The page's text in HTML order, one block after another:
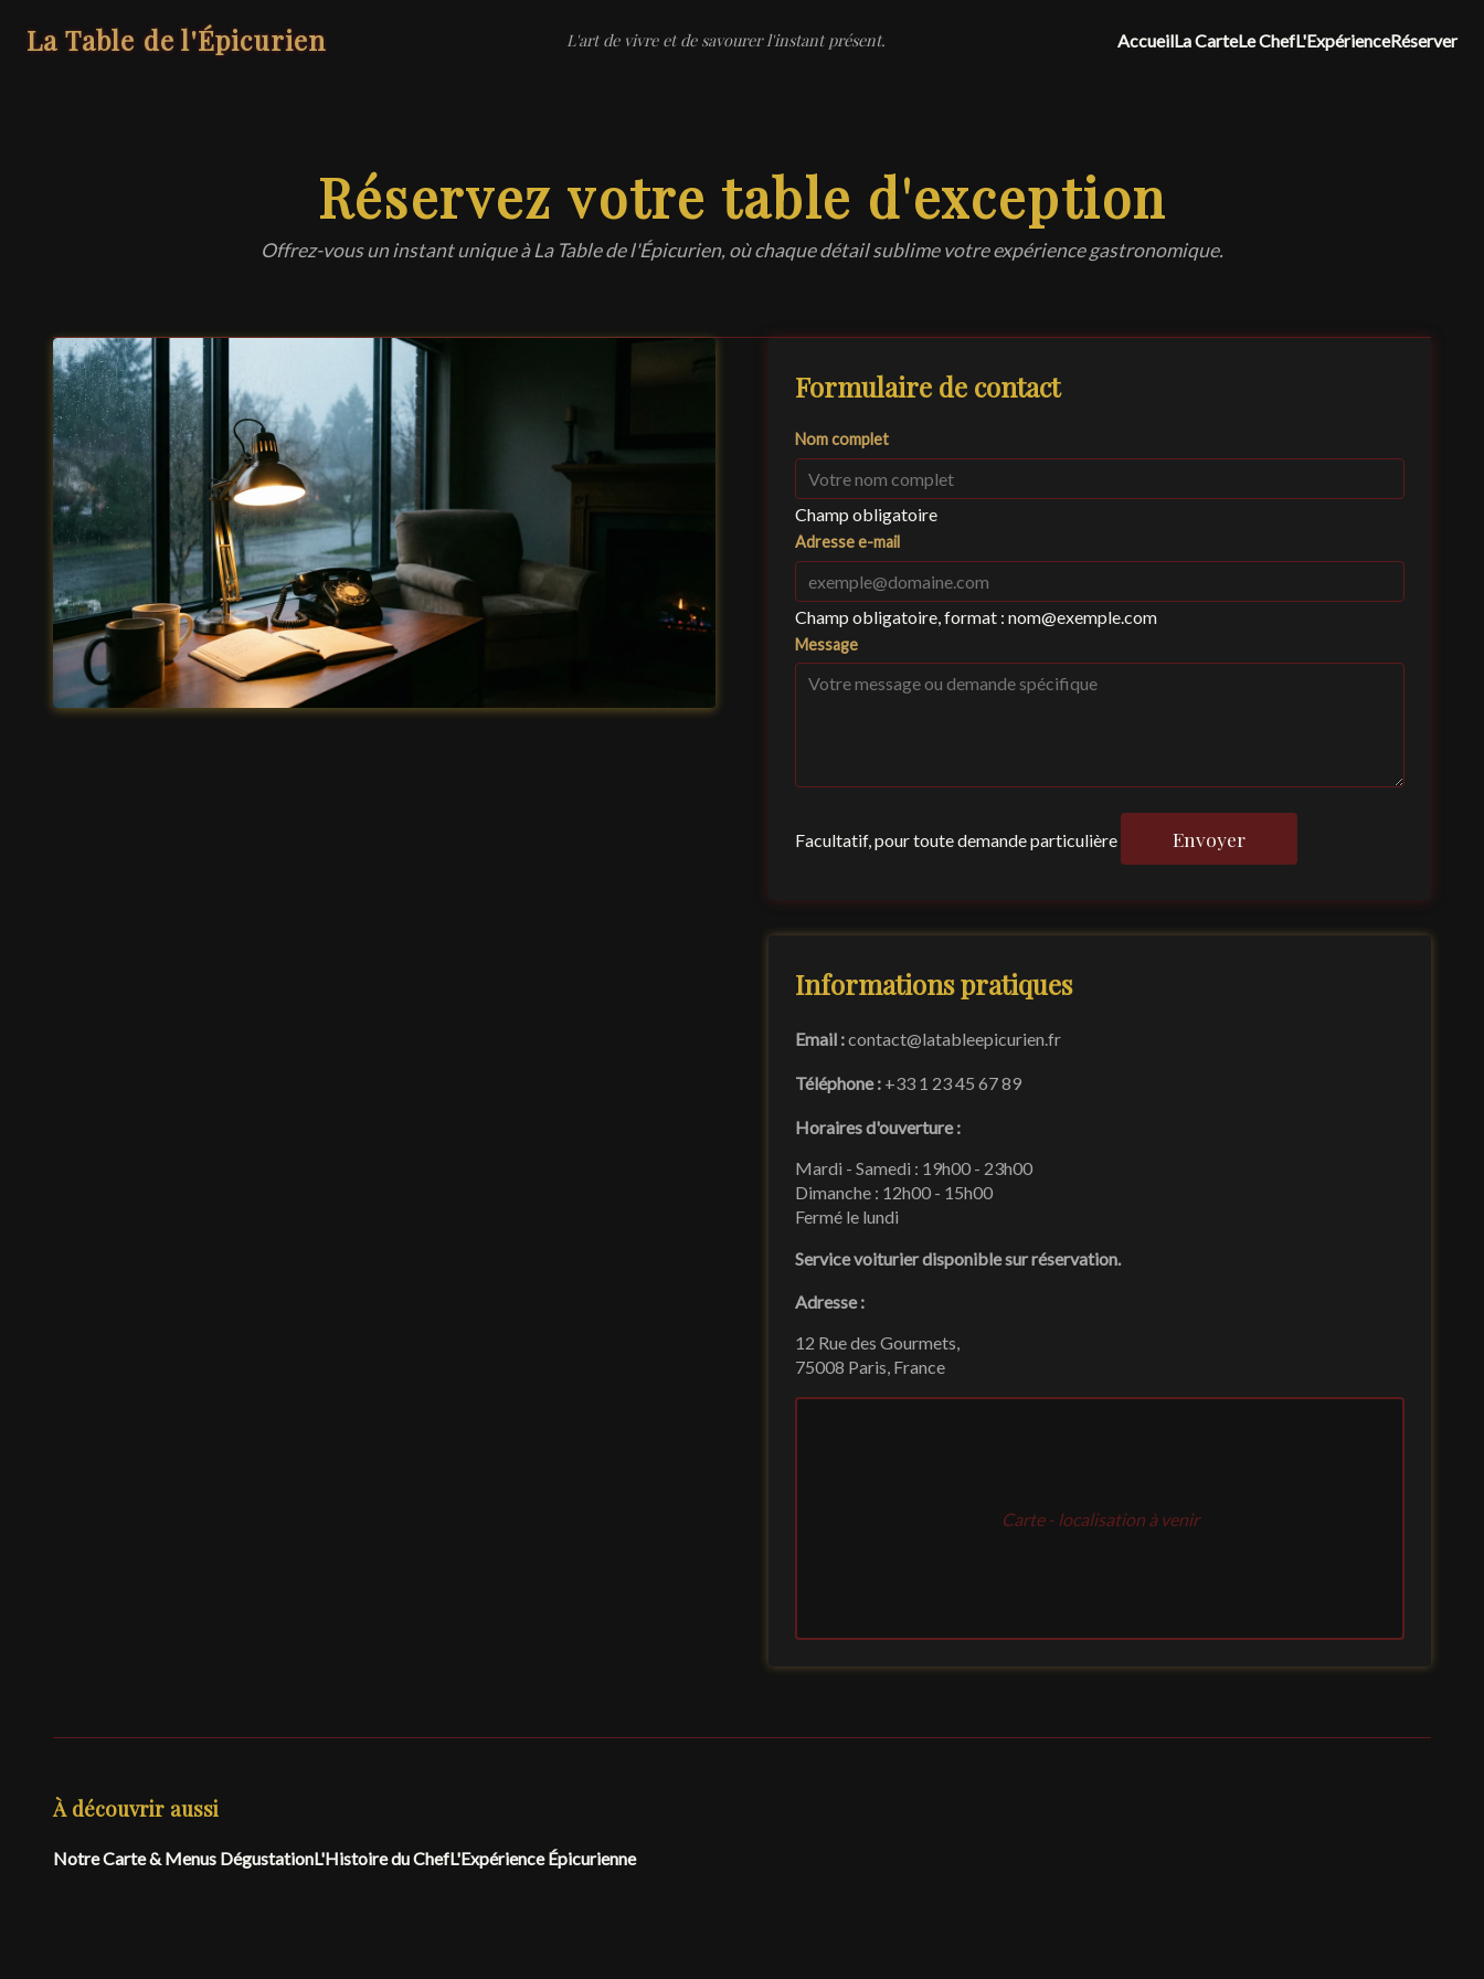
La Table de l'Épicurien L'art de vivre et de savourer l'instant présent. AccueilLa CarteLe ChefL'ExpérienceRéserver
Réservez votre table d'exception
Offrez-vous un instant unique à La Table de l'Épicurien, où chaque détail sublime votre expérience gastronomique.
Formulaire de contact
Nom complet
Champ obligatoire
Adresse e-mail
Champ obligatoire, format : nom@exemple.com
Message
Facultatif, pour toute demande particulière Envoyer
Informations pratiques
Email :contact@latableepicurien.fr
Téléphone : +33 1 23 45 67 89
Horaires d'ouverture :
Mardi - Samedi : 19h00 - 23h00
Dimanche : 12h00 - 15h00
Fermé le lundi
Service voiturier disponible sur réservation.
Adresse :
12 Rue des Gourmets,
75008 Paris, France
Carte - localisation à venir
À découvrir aussi
Notre Carte & Menus DégustationL'Histoire du ChefL'Expérience Épicurienne